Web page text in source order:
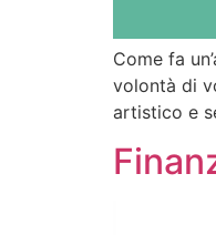
Come fa
volontà di
artistico e